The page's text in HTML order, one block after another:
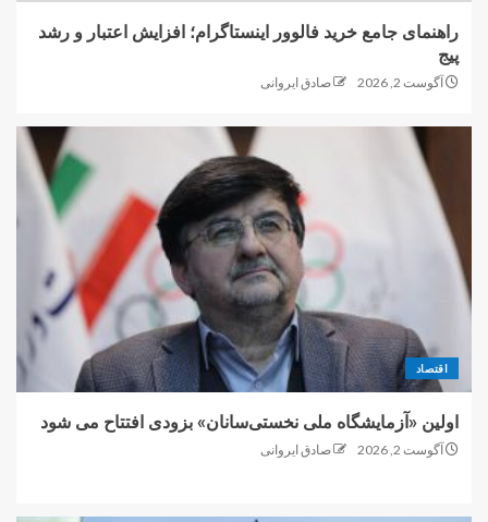
راهنمای جامع خرید فالوور اینستاگرام؛ افزایش اعتبار و رشد
پیج
آگوست 2, 2026 صادق ایروانی
اقتصاد
اولین «آزمایشگاه ملی نخستی‌سانان» بزودی افتتاح می شود
آگوست 2, 2026 صادق ایروانی